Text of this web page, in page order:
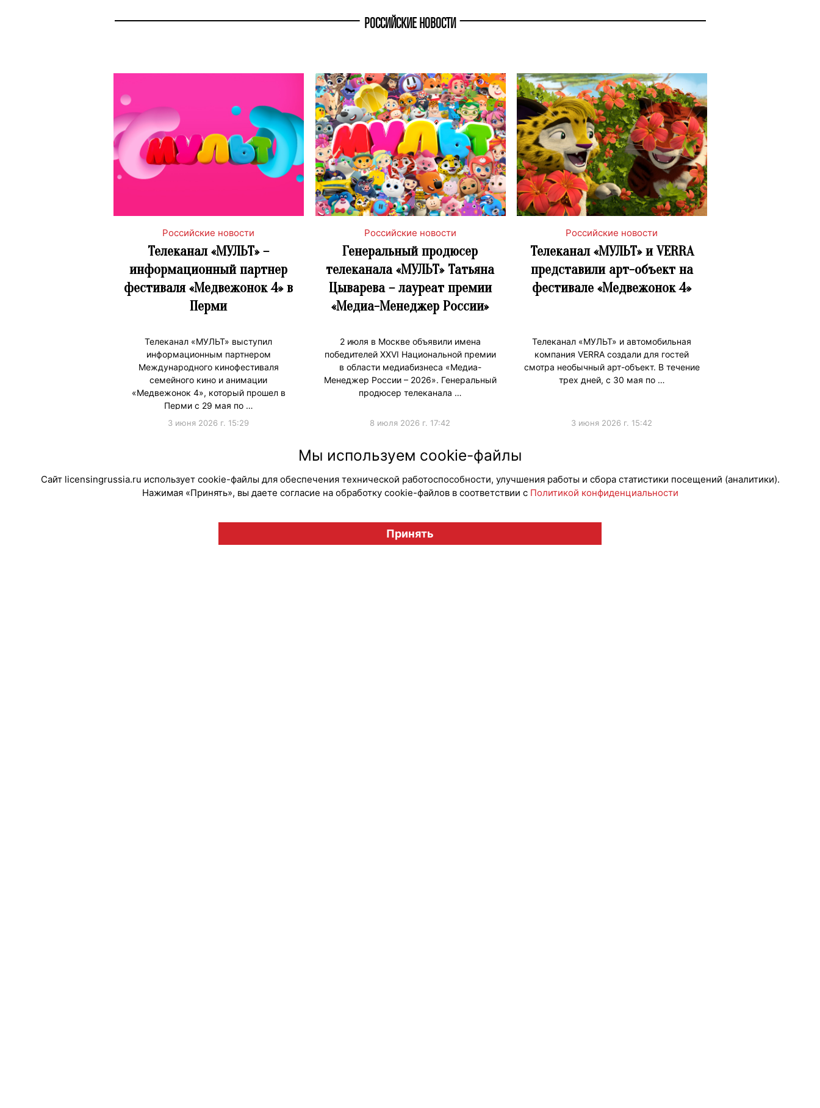
РОССИЙСКИЕ НОВОСТИ
Российские новости
Телеканал «МУЛЬТ» –
информационный партнер
фестиваля «Медвежонок 4» в
Перми
Телеканал «МУЛЬТ» выступил
информационным партнером
Международного кинофестиваля
семейного кино и анимации
«Медвежонок 4», который прошел в
Перми с 29 мая по …
3 июня 2026 г. 15:29
Российские новости
Генеральный продюсер
телеканала «МУЛЬТ» Татьяна
Цыварева – лауреат премии
«Медиа-Менеджер России»
2 июля в Москве объявили имена
победителей XXVI Национальной премии
в области медиабизнеса «Медиа-
Менеджер России – 2026». Генеральный
продюсер телеканала …
8 июля 2026 г. 17:42
Российские новости
Телеканал «МУЛЬТ» и VERRA
представили арт-объект на
фестивале «Медвежонок 4»
Телеканал «МУЛЬТ» и автомобильная
компания VERRA создали для гостей
смотра необычный арт-объект. В течение
трех дней, с 30 мая по …
3 июня 2026 г. 15:42
© "Вестник лицензионного рынка", licensingrussia.ru, 2009-2026 12+
Мы используем cookie-файлы
Сайт licensingrussia.ru использует cookie-файлы для обеспечения технической работоспособности, улучшения работы и сбора статистики посещений (аналитики).
Нажимая «Принять», вы даете согласие на обработку cookie-файлов в соответствии с Политикой конфиденциальности
Принять